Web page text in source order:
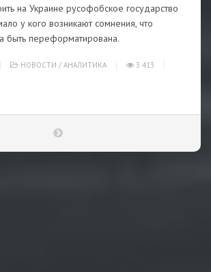
на Украине русофобское государство
у кого возникают сомнения, что
быть переформатирована.
НОВОСТИ / АНАЛИТИКА
3 413